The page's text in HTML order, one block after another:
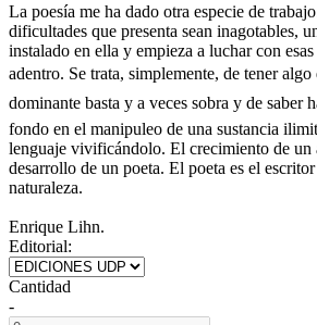
La poesía me ha dado otra especie de
dificultades que presenta sean inagotables,
instalado en ella y empieza a luchar con
adentro. Se trata, simplemente, de tener algo
dominante basta y a veces sobra y de saber
fondo en el manipuleo de una sustancia
lenguaje vivificándolo. El crecimiento de un
desarrollo de un poeta. El poeta es el
naturaleza.
Enrique Lihn.
Editorial:
Cantidad
-